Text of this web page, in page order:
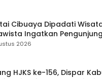
Cibuaya Dipadati
Ingatkan
2026
HJKS ke-156, Dispar